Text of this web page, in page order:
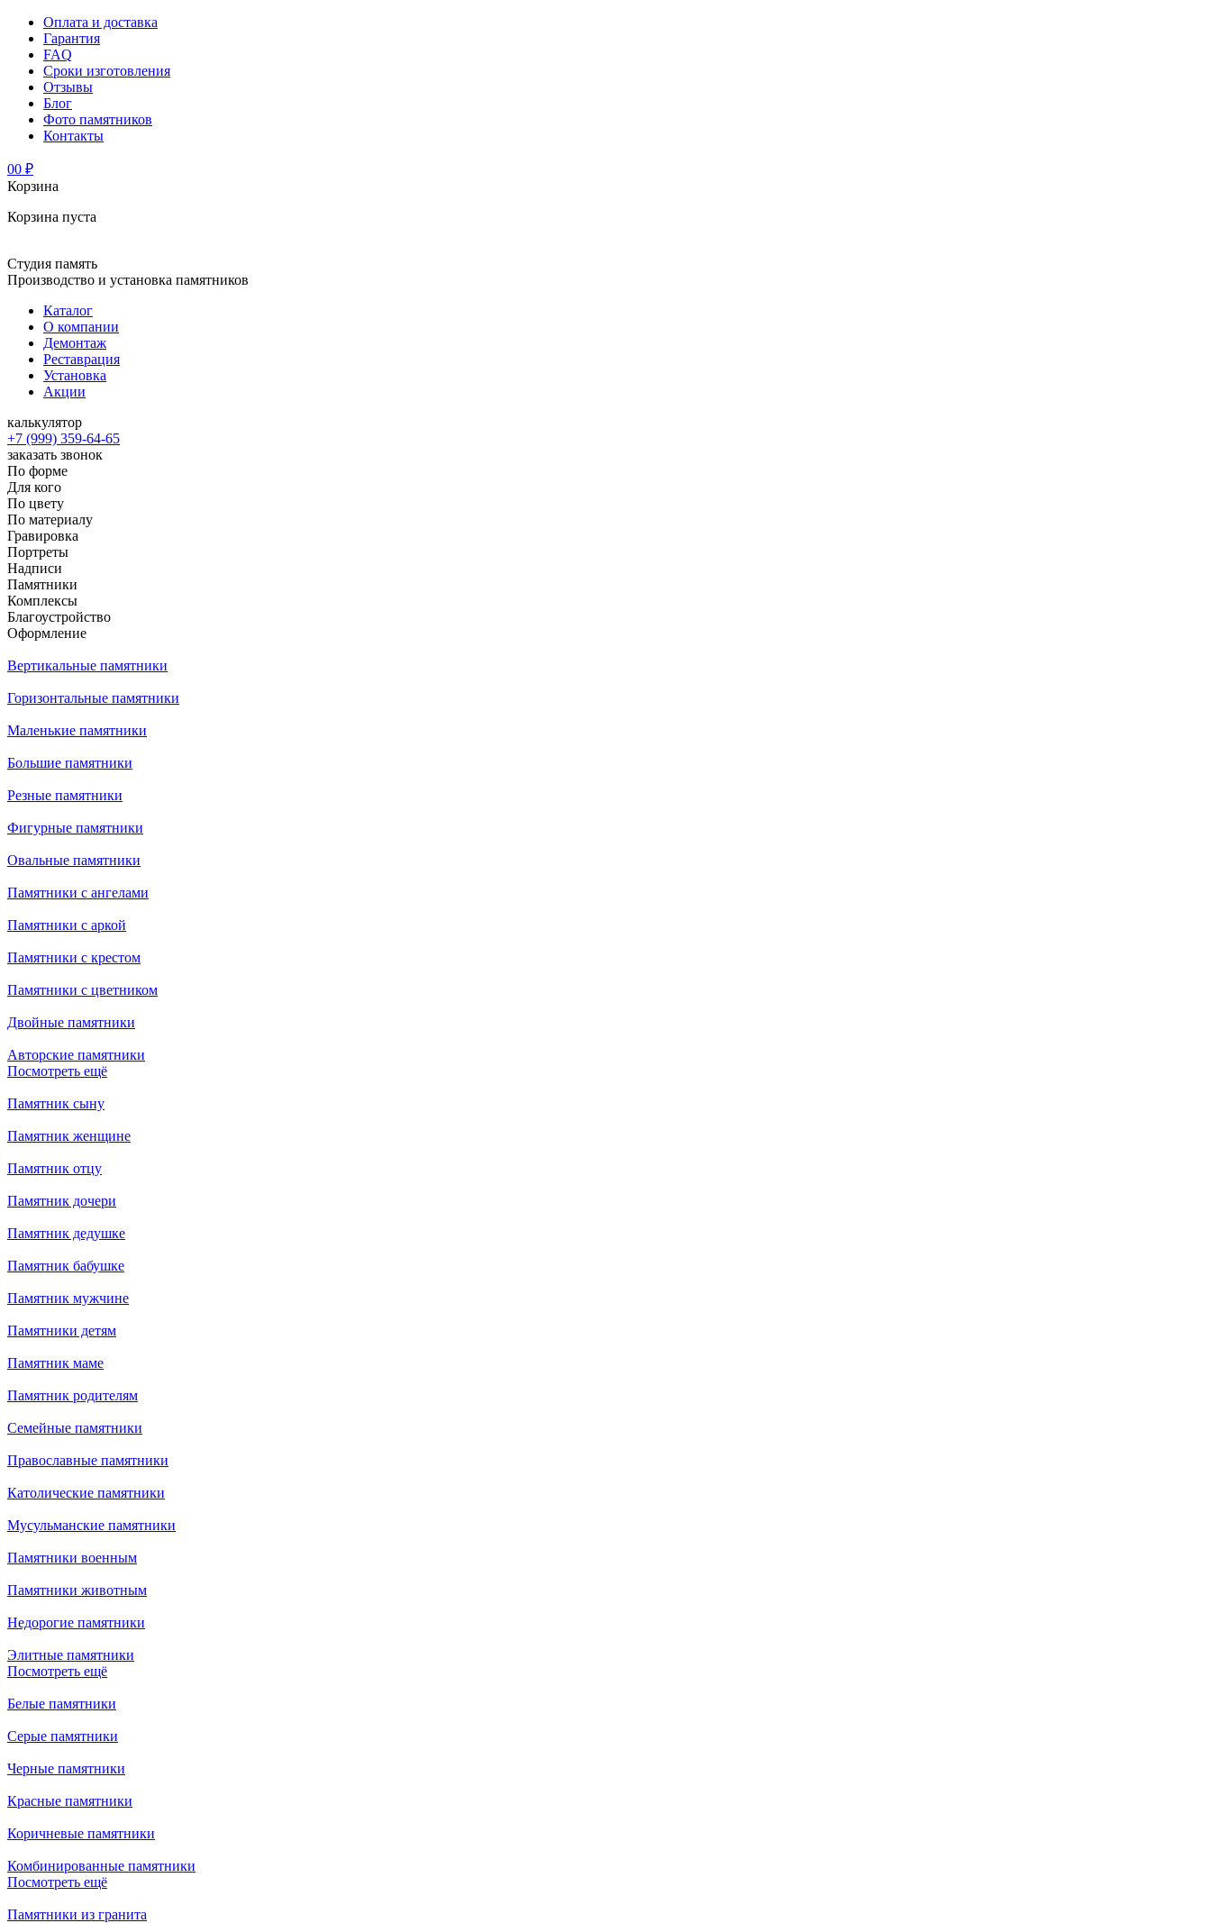
Оплата и доставка
Гарантия
FAQ
Сроки изготовления
Отзывы
Блог
Фото памятников
Контакты
00 ₽
Корзина
Корзина пуста
Студия память
Производство и установка памятников
Каталог
О компании
Демонтаж
Реставрация
Установка
Акции
калькулятор
+7 (999) 359-64-65
заказать звонок
По форме
Для кого
По цвету
По материалу
Гравировка
Портреты
Надписи
Памятники
Комплексы
Благоустройство
Оформление
Вертикальные памятники
Горизонтальные памятники
Маленькие памятники
Большие памятники
Резные памятники
Фигурные памятники
Овальные памятники
Памятники с ангелами
Памятники с аркой
Памятники с крестом
Памятники с цветником
Двойные памятники
Авторские памятники
Посмотреть ещё
Памятник сыну
Памятник женщине
Памятник отцу
Памятник дочери
Памятник дедушке
Памятник бабушке
Памятник мужчине
Памятники детям
Памятник маме
Памятник родителям
Семейные памятники
Православные памятники
Католические памятники
Мусульманские памятники
Памятники военным
Памятники животным
Недорогие памятники
Элитные памятники
Посмотреть ещё
Белые памятники
Серые памятники
Черные памятники
Красные памятники
Коричневые памятники
Комбинированные памятники
Посмотреть ещё
Памятники из гранита